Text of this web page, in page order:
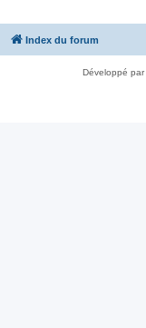
Index du forum
Développé par